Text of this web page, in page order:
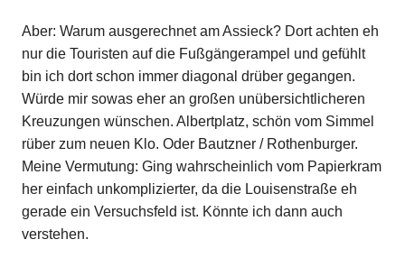
Aber: Warum ausgerechnet am Assieck? Dort achten eh
nur die Touristen auf die Fußgängerampel und gefühlt
bin ich dort schon immer diagonal drüber gegangen.
Würde mir sowas eher an großen unübersichtlicheren
Kreuzungen wünschen. Albertplatz, schön vom Simmel
rüber zum neuen Klo. Oder Bautzner / Rothenburger.
Meine Vermutung: Ging wahrscheinlich vom Papierkram
her einfach unkomplizierter, da die Louisenstraße eh
gerade ein Versuchsfeld ist. Könnte ich dann auch
verstehen.